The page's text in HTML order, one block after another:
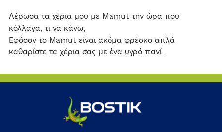
Λέρωσα τα χέρια μου με Mamut την ώρα που
κόλλαγα, τι να κάνω;
Εφόσον το Mamut είναι ακόμα φρέσκο απλά
καθαρίστε τα χέρια σας με ένα υγρό πανί.